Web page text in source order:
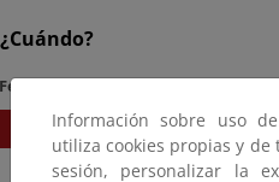
¿Cuándo?
Fecha Inicio
07/11/2025
Hora
13:30
Información sobre uso
utiliza cookies propias y
sesión, personalizar la